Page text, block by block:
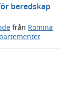
beredskap
från Romina